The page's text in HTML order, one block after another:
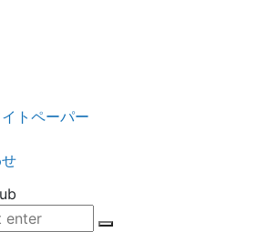
トペーパー